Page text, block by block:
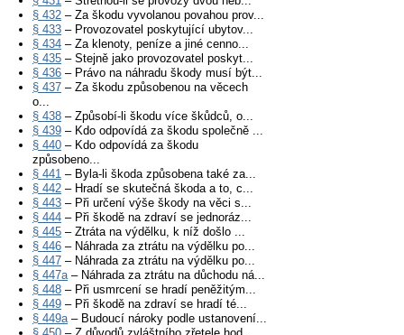
§ 432 – Za škodu vyvolanou povahou prov...
§ 433 – Provozovatel poskytující ubytov...
§ 434 – Za klenoty, peníze a jiné cenno...
§ 435 – Stejně jako provozovatel poskyt...
§ 436 – Právo na náhradu škody musí být...
§ 437 – Za škodu způsobenou na věcech
o...
§ 438 – Způsobí-li škodu více škůdců, o...
§ 439 – Kdo odpovídá za škodu společně ...
§ 440 – Kdo odpovídá za škodu
způsobeno...
§ 441 – Byla-li škoda způsobena také za...
§ 442 – Hradí se skutečná škoda a to, c...
§ 443 – Při určení výše škody na věci s...
§ 444 – Při škodě na zdraví se jednoráz...
§ 445 – Ztráta na výdělku, k níž došlo ...
§ 446 – Náhrada za ztrátu na výdělku po...
§ 447 – Náhrada za ztrátu na výdělku po...
§ 447a– Náhrada za ztrátu na důchodu ná...
§ 448 – Při usmrcení se hradí peněžitým...
§ 449 – Při škodě na zdraví se hradí té...
§ 449a– Budoucí nároky podle ustanovení...